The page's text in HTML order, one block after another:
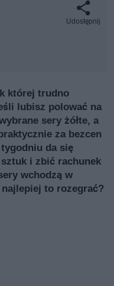
Udostępnij
której trudno
lubisz polować na
sery żółte, a
za bezcen
da się
i zbić rachunek
wchodzą w
to rozegrać?